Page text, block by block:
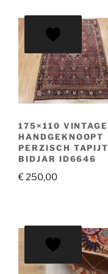
175×110 VINTAGE
HANDGEKNOOPT
PERZISCH TAPIJT
BIDJAR ID6646
€250,00